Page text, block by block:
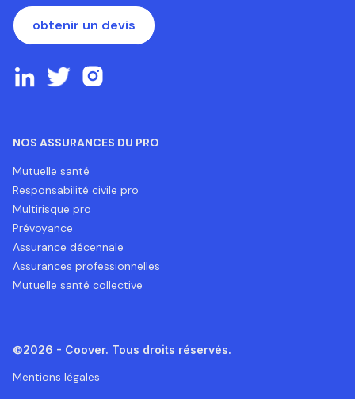
obtenir un devis
NOS ASSURANCES DU PRO
Mutuelle santé
Responsabilité civile pro
Multirisque pro
Prévoyance
Assurance décennale
Assurances professionnelles
Mutuelle santé collective
©2026 - Coover. Tous droits réservés.
Mentions légales